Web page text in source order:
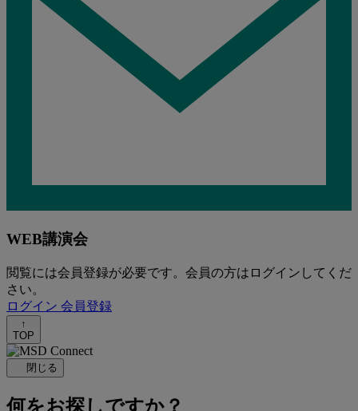
WEB講演会
閲覧には会員登録が必要です。会員の方はログインしてくだ
さい。
ログイン 会員登録
↑
TOP
閉じる
何をお探しですか？